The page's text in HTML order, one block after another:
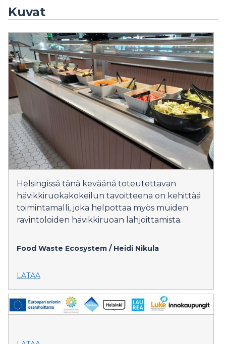
Kuvat
Helsingissä tänä keväänä toteutettavan
hävikkiruokakokeilun tavoitteena on kehittää
toimintamalli, joka helpottaa myös muiden
ravintoloiden hävikkiruoan lahjoittamista.
Food Waste Ecosystem / Heidi Nikula
LATAA